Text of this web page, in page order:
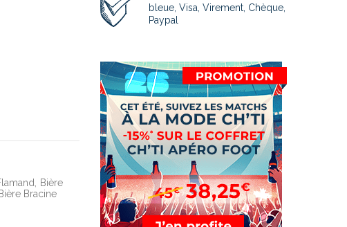
Bière
Bière Bracine
bleue, Visa, Virement, Chèque,
Paypal